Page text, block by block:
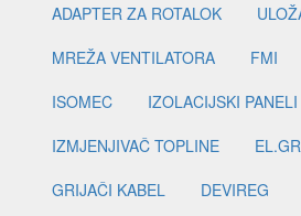
ADAPTER ZA ROTALOK
MREŽA VENTILATORA
FMI
ISOMEC
IZOLACIJSKI PANELI
IZMJENJIVAČ TOPLINE
GRIJAČI KABEL
DEVIREG